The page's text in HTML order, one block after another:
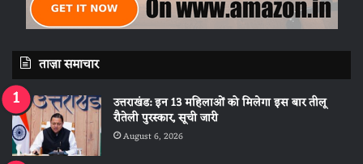
ताज़ा समाचार
उत्तराखंड: इन 13 महिलाओं को मिलेगा इस बार तीलू
रौतेली पुरस्कार, सूची जारी
August 6, 2026